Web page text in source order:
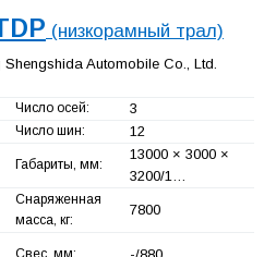
(низкорамный трал)
Automobile Co., Ltd.
Число осей: 3
Число шин: 12
Габариты, мм:
13000 × 3000 ×
3200/1…
Снаряженная
масса, кг:
7800